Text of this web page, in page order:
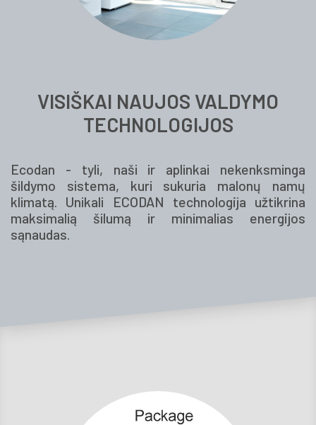
VISIŠKAI NAUJOS VALDYMO
TECHNOLOGIJOS
Ecodan - tyli, naši ir aplinkai nekenksminga
šildymo sistema, kuri sukuria malonų namų
klimatą. Unikali ECODAN technologija užtikrina
maksimalią šilumą ir minimalias energijos
sąnaudas.